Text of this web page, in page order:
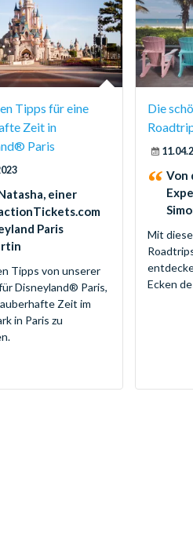
Tipps für eine
Zeit in
Paris
einer
Paris
Tipps von unserer
Disneyland® Paris,
Zeit im
in Paris zu
Die
Von
Mit
Ecken